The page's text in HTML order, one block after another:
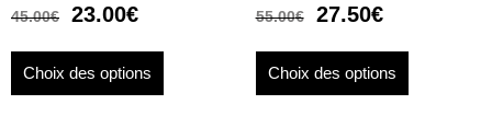
45.00€ 23.00€
Choix des options
55.00€ 27.50€
Choix des options